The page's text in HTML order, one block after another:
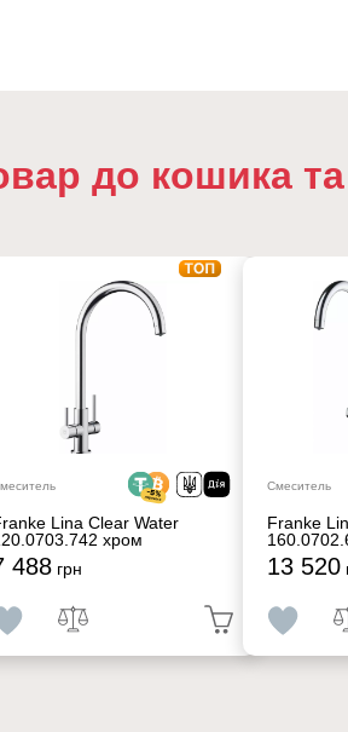
до кошика
Lina Clear Water
хром
488 грн
Смеситель
Franke
13 520